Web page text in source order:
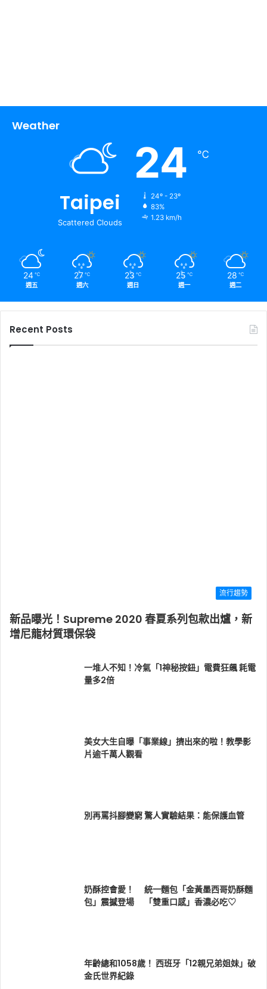
Weather
Taipei
Scattered Clouds
24 ℃
24º - 23º
83%
1.23 km/h
24 ℃
週五
27 ℃
週六
23 ℃
週日
25 ℃
週一
28 ℃
週二
Recent Posts
流行趨勢
新品曝光！Supreme 2020 春夏系列包款出爐，新
增尼龍材質環保袋
一堆人不知！冷氣「1神秘按鈕」電費狂飆 耗電
量多2倍
美女大生自曝「事業線」擠出來的啦！教學影
片逾千萬人觀看
別再罵抖腳變窮 驚人實驗結果：能保護血管
奶酥控會愛！ 統一麵包「金黃墨西哥奶酥麵
包」震撼登場 「雙重口感」香濃必吃♡
年齡總和1058歲！ 西班牙「12親兄弟姐妹」破
金氏世界紀錄